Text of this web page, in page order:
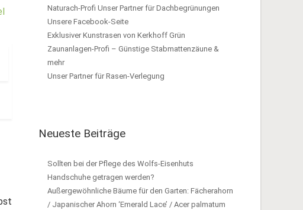
Naturach-Profi Unser Partner für Dachbegrünungen
Unsere Facebook-Seite
Exklusiver Kunstrasen von Kerkhoff Grün
Zaunanlagen-Profi – Günstige Stabmattenzäune &
mehr
Unser Partner für Rasen-Verlegung
Neueste Beiträge
Sollten bei der Pflege des Wolfs-Eisenhuts
Handschuhe getragen werden?
Außergewöhnliche Bäume für den Garten: Fächerahorn
/ Japanischer Ahorn ‘Emerald Lace’ / Acer palmatum